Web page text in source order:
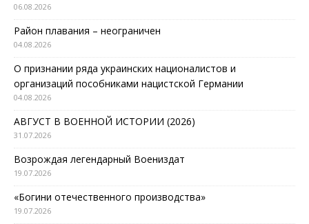
06.08.2026
Район плавания – неограничен
04.08.2026
О признании ряда украинских националистов и
организаций пособниками нацистской Германии
04.08.2026
АВГУСТ В ВОЕННОЙ ИСТОРИИ (2026)
31.07.2026
Возрождая легендарный Воениздат
19.07.2026
«Богини отечественного производства»
19.07.2026